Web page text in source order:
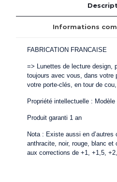
Informations
FABRICATION FRANCAISE
=> Lunettes de lecture design,
toujours avec vous, dans votre
votre porte-clés, en tour de
Propriété intellectuelle :
Produit garanti 1 an
Nota : Existe aussi en d’autres
anthracite, noir, rouge, blanc et
aux corrections de +1, +1,5,